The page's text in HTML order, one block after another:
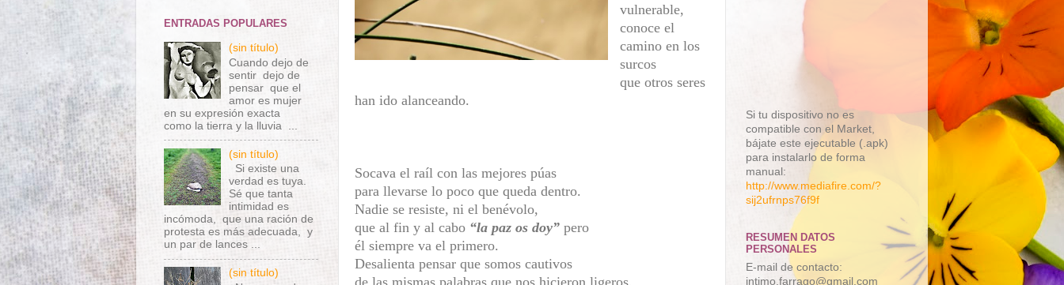
vulnerable,
conoce el
camino en los
surcos
que otros seres
han ido alanceando.
Socava el raíl con las mejores púas
para llevarse lo poco que queda dentro.
Nadie se resiste, ni el benévolo,
que al fin y al cabo “la paz os doy” pero
él siempre va el primero.
Desalienta pensar que somos cautivos
de las mismas palabras que nos hicieron ligeros,
ENTRADAS POPULARES
(sin título)
Cuando dejo de
sentir dejo de
pensar que el
amor es mujer
en su expresión exacta
como la tierra y la lluvia ...
(sin título)
Si existe una
verdad es tuya.
Sé que tanta
intimidad es
incómoda, que una ración de
protesta es más adecuada, y
un par de lances ...
(sin título)
Si tu dispositivo no es
compatible con el Market,
bájate este ejecutable (.apk)
para instalarlo de forma
manual:
http://www.mediafire.com/?
sij2ufrnps76f9f
RESUMEN DATOS
PERSONALES
E-mail de contacto:
intimo.farrago@gmail.com